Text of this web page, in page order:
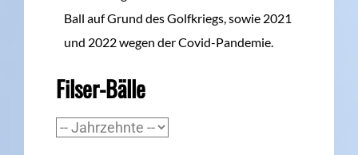
Ball auf Grund des Golfkriegs, sowie 2021
und 2022 wegen der Covid-Pandemie.
Filser-Bälle